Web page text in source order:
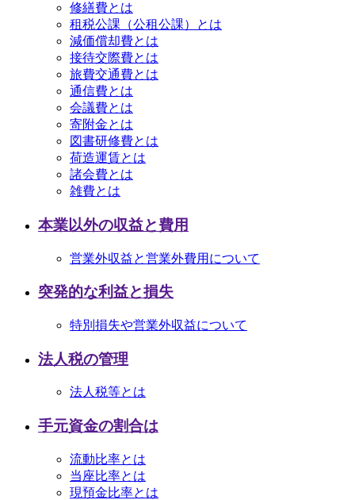
修繕費とは
租税公課（公租公課）とは
減価償却費とは
接待交際費とは
旅費交通費とは
通信費とは
会議費とは
寄附金とは
図書研修費とは
荷造運賃とは
諸会費とは
雑費とは
本業以外の収益と費用
営業外収益と営業外費用について
突発的な利益と損失
特別損失や営業外収益について
法人税の管理
法人税等とは
手元資金の割合は
流動比率とは
当座比率とは
現預金比率とは